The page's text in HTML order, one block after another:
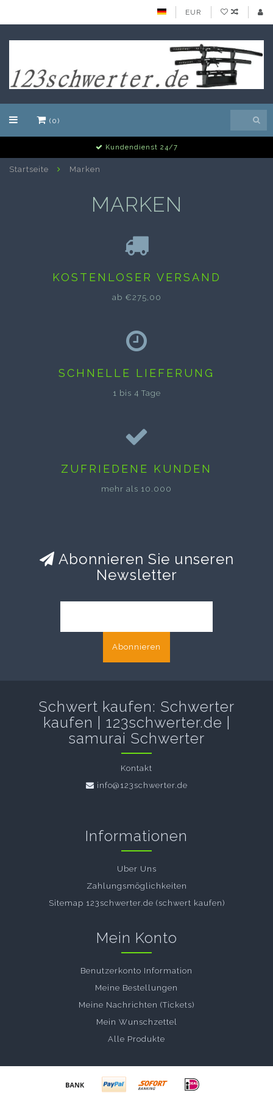
EUR
(0)
Kundendienst 24/7
Startseite Marken
MARKEN
KOSTENLOSER VERSAND
ab €275,00
SCHNELLE LIEFERUNG
1 bis 4 Tage
ZUFRIEDENE KUNDEN
mehr als 10.000
Abonnieren Sie unseren
Newsletter
Abonnieren
Schwert kaufen: Schwerter
kaufen | 123schwerter.de |
samurai Schwerter
Kontakt
info@123schwerter.de
Informationen
Uber Uns
Zahlungsmöglichkeiten
Sitemap 123schwerter.de (schwert kaufen)
Mein Konto
Benutzerkonto Information
Meine Bestellungen
Meine Nachrichten (Tickets)
Mein Wunschzettel
Alle Produkte